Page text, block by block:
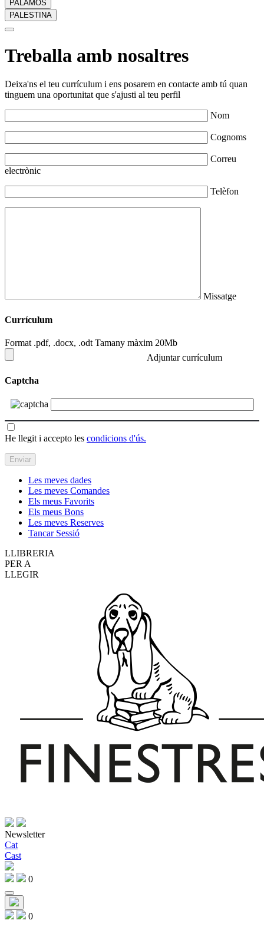
PALAMÓS
PALESTINA
Treballa amb nosaltres
Deixa'ns el teu currículum i ens posarem en contacte amb tú quan
tinguem una oportunitat que s'ajusti al teu perfil
Nom
Cognoms
Correu
electrònic
Telèfon
Missatge
Currículum
Format .pdf, .docx, .odt Tamany màxim 20Mb
Adjuntar currículum
Captcha
He llegit i accepto les condicions d'ús.
Les meves dades
Les meves Comandes
Els meus Favorits
Els meus Bons
Les meves Reserves
Tancar Sessió
LLIBRERIA
PER A
LLEGIR
Newsletter
Cat
Cast
0
0